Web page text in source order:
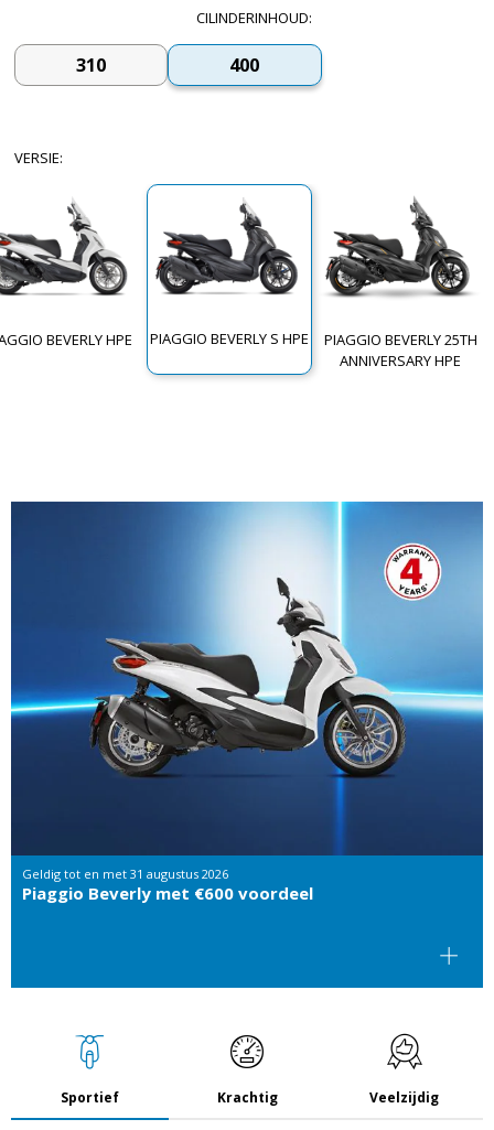
CILINDERINHOUD:
310 400
VERSIE:
BEVERLY HPE PIAGGIO BEVERLY S HPE
PIAGGIO BEVERLY 25TH
ANNIVERSARY HPE
Geldig tot en met 31 augustus 2026
Piaggio Beverly met €600 voordeel
Sportief Krachtig Veelzijdig